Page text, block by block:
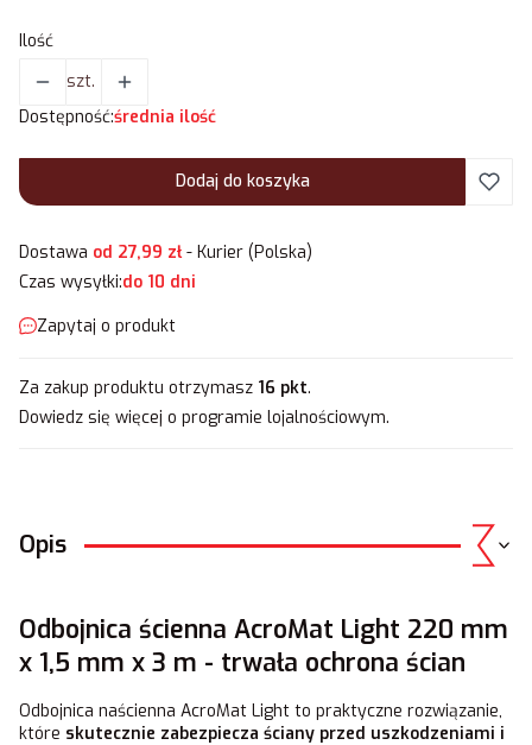
Ilość
szt.
Dostępność:średnia ilość
Dodaj do koszyka
Dostawa od 27,99 zł- Kurier (Polska)
Czas wysyłki:do 10 dni
Zapytaj o produkt
Za zakup produktu otrzymasz 16 pkt.
Dowiedz się więcej o programie lojalnościowym.
Opis
Odbojnica ścienna AcroMat Light 220 mm
x 1,5 mm x 3 m - trwała ochrona ścian
Odbojnica naścienna AcroMat Light to praktyczne rozwiązanie,
które skutecznie zabezpiecza ściany przed uszkodzeniami i